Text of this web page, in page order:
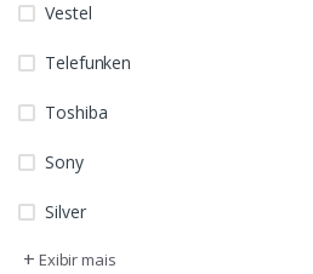
Vestel
Telefunken
Toshiba
Sony
Silver
+ Exibir mais